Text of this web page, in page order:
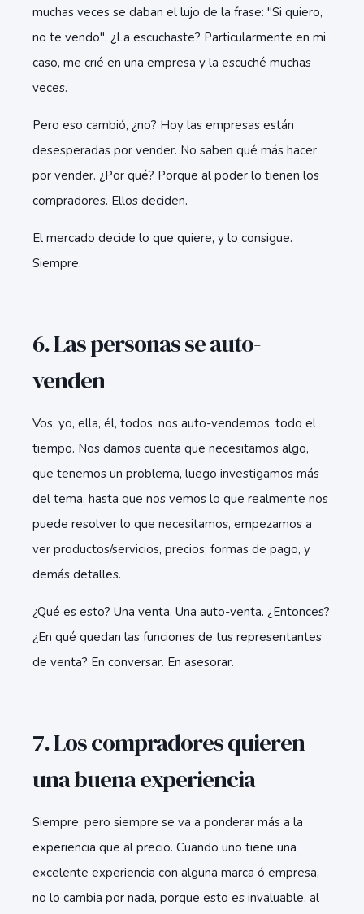
muchas veces se daban el lujo de la frase: "Si quiero,
no te vendo". ¿La escuchaste? Particularmente en mi
caso, me crié en una empresa y la escuché muchas
veces.
Pero eso cambió, ¿no? Hoy las empresas están
desesperadas por vender. No saben qué más hacer
por vender. ¿Por qué? Porque al poder lo tienen los
compradores. Ellos deciden.
El mercado decide lo que quiere, y lo consigue.
Siempre.
6. Las personas se auto-
venden
Vos, yo, ella, él, todos, nos auto-vendemos, todo el
tiempo. Nos damos cuenta que necesitamos algo,
que tenemos un problema, luego investigamos más
del tema, hasta que nos vemos lo que realmente nos
puede resolver lo que necesitamos, empezamos a
ver productos/servicios, precios, formas de pago, y
demás detalles.
¿Qué es esto? Una venta. Una auto-venta. ¿Entonces?
¿En qué quedan las funciones de tus representantes
de venta? En conversar. En asesorar.
7. Los compradores quieren
una buena experiencia
Siempre, pero siempre se va a ponderar más a la
experiencia que al precio. Cuando uno tiene una
excelente experiencia con alguna marca ó empresa,
no lo cambia por nada, porque esto es invaluable, al